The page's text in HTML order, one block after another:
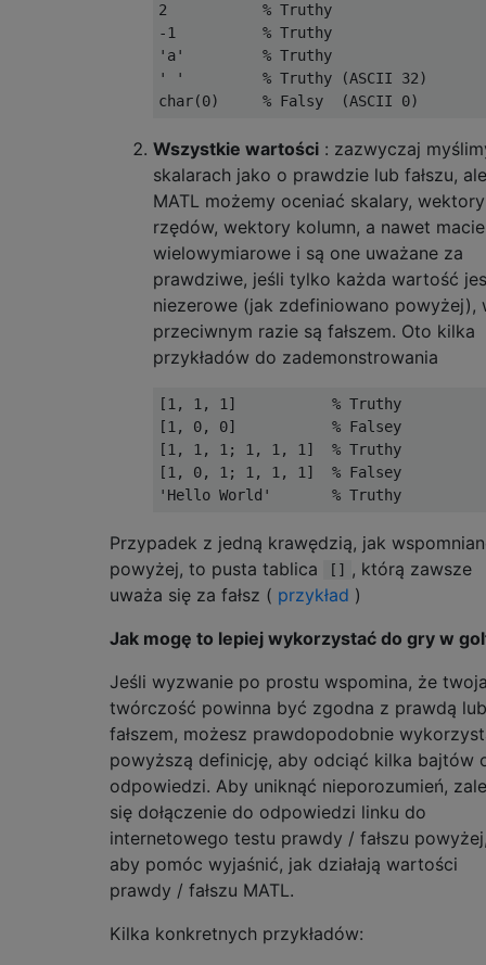
2           % Truthy
-1          % Truthy
'a'         % Truthy
' '         % Truthy (ASCII 32)
Wszystkie wartości : zazwyczaj
skalarach jako o prawdzie lub fałszu,
MATL możemy oceniać skalary, wektory
rzędów, wektory kolumn, a nawet
wielowymiarowe i są one uważane za
prawdziwe, jeśli tylko każda wartość
niezerowe (jak zdefiniowano powyżej),
przeciwnym razie są fałszem. Oto kilka
przykładów do zademonstrowania
[1, 1, 1]           % Truthy
[1, 0, 0]           % Falsey
[1, 1, 1; 1, 1, 1]  % Truthy
[1, 0, 1; 1, 1, 1]  % Falsey
Przypadek z jedną krawędzią, jak
powyżej, to pusta tablica
[]
, którą zawsze
uważa się za fałsz ( przykład )
Jak mogę to lepiej wykorzystać do gry w
Jeśli wyzwanie po prostu wspomina, że
twórczość powinna być zgodna z prawdą lub
fałszem, możesz prawdopodobnie
powyższą definicję, aby odciąć kilka bajtów
odpowiedzi. Aby uniknąć nieporozumień,
się dołączenie do odpowiedzi linku do
internetowego testu prawdy / fałszu
aby pomóc wyjaśnić, jak działają wartości
prawdy / fałszu MATL.
Kilka konkretnych przykładów: